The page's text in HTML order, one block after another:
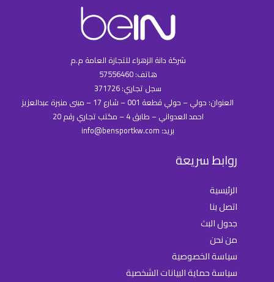
شركة دانة الزهراء للتجازة العامة م.م
هاتف: 57556460
سجل تجاري: 371726
العنوان: حولي – حولي قطعة 001 – شارع 17 – مبنى منيرة عبدالعزيز
احمد العدواني – طابق 4 – مكتب تجاري رقم 20
بريد: info@bensportkw.com
روابط سريعة
الرئيسية
اتصل بنا
جدول البث
من نحن
سياسة الخصوصية
سياسة حماية البيانات الشخصية